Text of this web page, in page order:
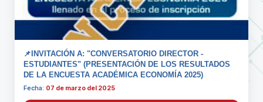
📌INVITACIÓN A: "CONVERSATORIO DIRECTOR -
ESTUDIANTES" (PRESENTACIÓN DE LOS RESULTADOS
DE LA ENCUESTA ACADÉMICA ECONOMÍA 2025)
Fecha: 07 de marzo del 2025